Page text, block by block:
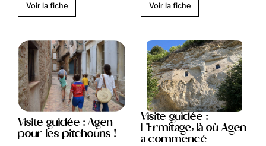
Voir la fiche Voir la fiche
Visite guidée : Agen
pour les pitchouns !
Visite guidée :
L'Ermitage, là où Agen
a commencé